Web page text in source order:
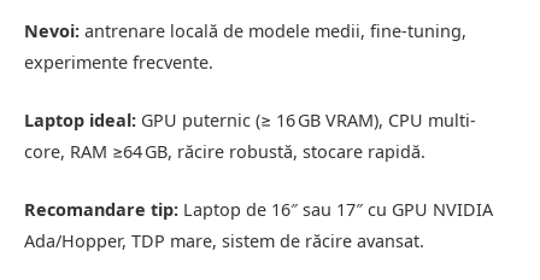
Nevoi: antrenare locală de modele medii, fine-tuning,
experimente frecvente.
Laptop ideal: GPU puternic (≥ 16 GB VRAM), CPU multi-
core, RAM ≥64 GB, răcire robustă, stocare rapidă.
Recomandare tip: Laptop de 16″ sau 17″ cu GPU NVIDIA
Ada/Hopper, TDP mare, sistem de răcire avansat.